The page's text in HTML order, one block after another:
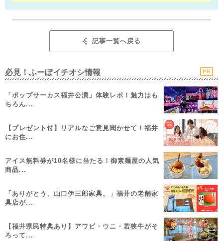
記事一覧へ戻る
必見！ふーぽイチオシ情報 PR
「ポップサーカス福井公演」体験レポ！魅力はも
ちろん...
【プレゼント付】リアルなご意見聞かせて！福井
にお住...
アイス無料券が10名様に当たる！御素麺屋の人気
商品...
「ありがとう、山口伊三郎家具。」福井の老舗家
具店が...
【福井県民特典あり】アワビ・ウニ・若狭牛がそ
ろって...